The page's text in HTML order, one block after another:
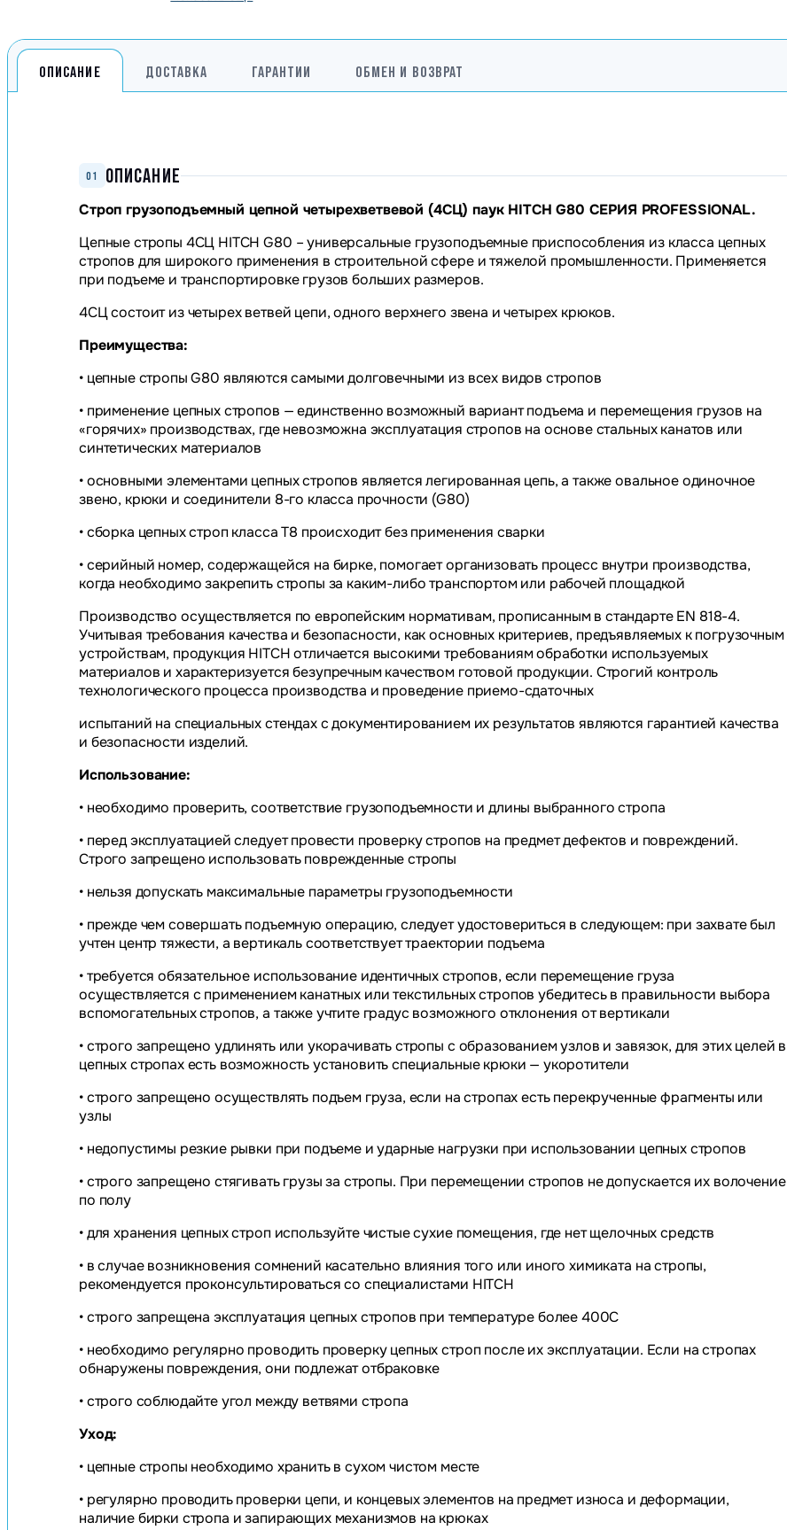
ОПИСАНИЕ ДОСТАВКА ГАРАНТИИ ОБМЕН И ВОЗВРАТ
01 ОПИСАНИЕ
Строп грузоподъемный цепной четырехветвевой (4СЦ) паук HITCH G80 СЕРИЯ PROFESSIONAL.
Цепные стропы 4СЦ HITCH G80 – универсальные грузоподъемные приспособления из класса цепных
стропов для широкого применения в строительной сфере и тяжелой промышленности. Применяется
при подъеме и транспортировке грузов больших размеров.
4СЦ состоит из четырех ветвей цепи, одного верхнего звена и четырех крюков.
Преимущества:
• цепные стропы G80 являются самыми долговечными из всех видов стропов
• применение цепных стропов — единственно возможный вариант подъема и перемещения грузов на
«горячих» производствах, где невозможна эксплуатация стропов на основе стальных канатов или
синтетических материалов
• основными элементами цепных стропов является легированная цепь, а также овальное одиночное
звено, крюки и соединители 8-го класса прочности (G80)
• сборка цепных строп класса Т8 происходит без применения сварки
• серийный номер, содержащейся на бирке, помогает организовать процесс внутри производства,
когда необходимо закрепить стропы за каким-либо транспортом или рабочей площадкой
Производство осуществляется по европейским нормативам, прописанным в стандарте EN 818-4.
Учитывая требования качества и безопасности, как основных критериев, предъявляемых к погрузочным
устройствам, продукция HITCH отличается высокими требованиям обработки используемых
материалов и характеризуется безупречным качеством готовой продукции. Строгий контроль
технологического процесса производства и проведение приемо-сдаточных
испытаний на специальных стендах с документированием их результатов являются гарантией качества
и безопасности изделий.
Использование:
• необходимо проверить, соответствие грузоподъемности и длины выбранного стропа
• перед эксплуатацией следует провести проверку стропов на предмет дефектов и повреждений.
Строго запрещено использовать поврежденные стропы
• нельзя допускать максимальные параметры грузоподъемности
• прежде чем совершать подъемную операцию, следует удостовериться в следующем: при захвате был
учтен центр тяжести, а вертикаль соответствует траектории подъема
• требуется обязательное использование идентичных стропов, если перемещение груза
осуществляется с применением канатных или текстильных стропов убедитесь в правильности выбора
вспомогательных стропов, а также учтите градус возможного отклонения от вертикали
• строго запрещено удлинять или укорачивать стропы с образованием узлов и завязок, для этих целей в
цепных стропах есть возможность установить специальные крюки — укоротители
• строго запрещено осуществлять подъем груза, если на стропах есть перекрученные фрагменты или
узлы
• недопустимы резкие рывки при подъеме и ударные нагрузки при использовании цепных стропов
• строго запрещено стягивать грузы за стропы. При перемещении стропов не допускается их волочение
по полу
• для хранения цепных строп используйте чистые сухие помещения, где нет щелочных средств
• в случае возникновения сомнений касательно влияния того или иного химиката на стропы,
рекомендуется проконсультироваться со специалистами HITCH
• строго запрещена эксплуатация цепных стропов при температуре более 400С
• необходимо регулярно проводить проверку цепных строп после их эксплуатации. Если на стропах
обнаружены повреждения, они подлежат отбраковке
• строго соблюдайте угол между ветвями стропа
Уход:
• цепные стропы необходимо хранить в сухом чистом месте
• регулярно проводить проверки цепи, и концевых элементов на предмет износа и деформации,
наличие бирки стропа и запирающих механизмов на крюках